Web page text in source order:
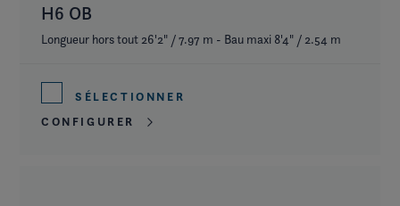
H6 OB
Longueur hors tout 26'2" / 7.97 m - Bau maxi 8'4" / 2.54 m
SÉLECTIONNER
CONFIGURER